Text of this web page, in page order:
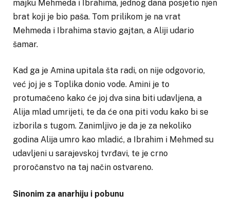
majku Mehmeda i Ibrahima, jednog dana posjetio njen
brat koji je bio paša. Tom prilikom je na vrat
Mehmeda i Ibrahima stavio gajtan, a Aliji udario
šamar.
Kad ga je Amina upitala šta radi, on nije odgovorio,
već joj je s Toplika donio vode. Amini je to
protumačeno kako će joj dva sina biti udavljena, a
Alija mlad umrijeti, te da će ona piti vodu kako bi se
izborila s tugom. Zanimljivo je da je za nekoliko
godina Alija umro kao mladić, a Ibrahim i Mehmed su
udavljeni u sarajevskoj tvrđavi, te je crno
proročanstvo na taj način ostvareno.
Sinonim za anarhiju i pobunu